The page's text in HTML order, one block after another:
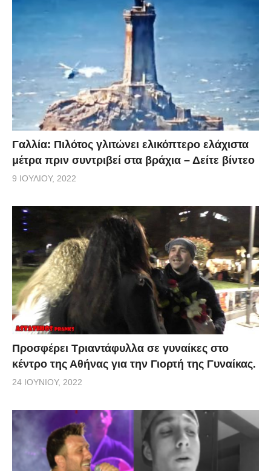
Γαλλία: Πιλότος γλιτώνει ελικόπτερο ελάχιστα
μέτρα πριν συντριβεί στα βράχια – Δείτε βίντεο
9 ΙΟΥΛΊΟΥ, 2022
Προσφέρει Τριαντάφυλλα σε γυναίκες στο
κέντρο της Αθήνας για την Γιορτή της Γυναίκας.
24 ΙΟΥΝΊΟΥ, 2022